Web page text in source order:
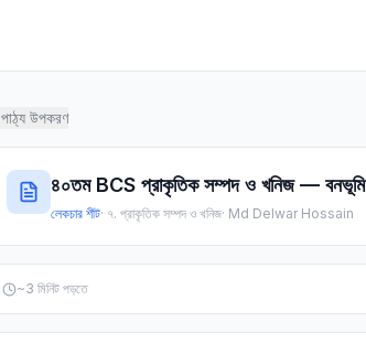
পাঠ্য উপকরণ
৪০তম BCS প্রাকৃতিক সম্পদ ও খনিজ — বনভূমি
লেকচার শীট· ৭. প্রাকৃতিক সম্পদ ও খনিজ· Md Delwar Hossain
~3 মিনিট পড়তে